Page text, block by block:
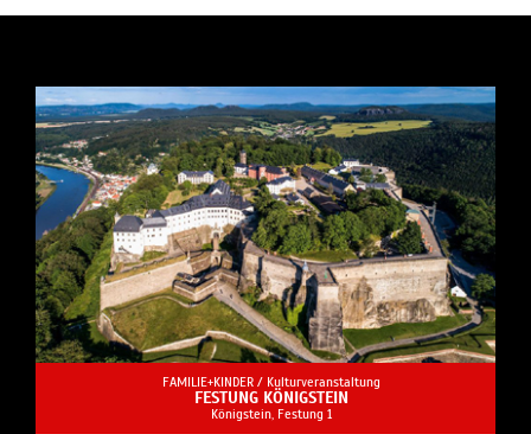
FAMILIE+KINDER / Kulturveranstaltung
FESTUNG KÖNIGSTEIN
Königstein, Festung 1